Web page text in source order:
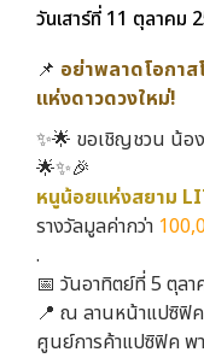
วันเสาร์ที่ 11 ตุลาคม
📌 อย่าพลาดโอกาส
แห่งดาวดวงใหม่!
✨🌟 ขอเชิญชวน น้อ
🌟✨🎉
หนูน้อยแห่งสยาม
รางวัลมูลค่ากว่า
.
📅 วันอาทิตย์ที่ 5 ตุล
📍 ณ ลานหน้าแปซิฟิ
ศูนย์การค้าแปซิฟิค พ